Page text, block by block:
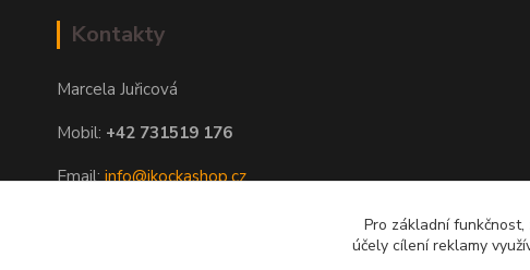
Kontakty
Marcela Juřicová
Mobil: +42 731519 176
Email:info@ikockashop.cz
Pro základní
účely cílení reklamy